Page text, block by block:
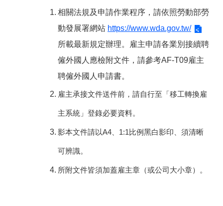
相關法規及申請作業程序，請依照勞動部勞
動發展署網站 https://www.wda.gov.tw/
所載最新規定辦理。雇主申請各業別接續聘
僱外國人應檢附文件，請參考AF-T09雇主
聘僱外國人申請書。
雇主承接文件送件前，請自行至「移工轉換雇
主系統」登錄必要資料。
影本文件請以A4、1:1比例黑白影印、須清晰
可辨識。
所附文件皆須加蓋雇主章（或公司大小章）。